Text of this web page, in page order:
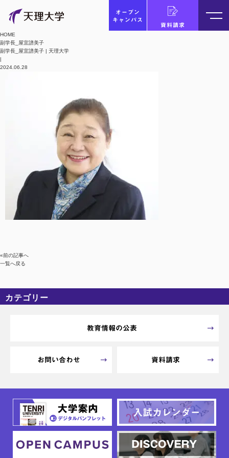
オープン
キャンパス
資料請求
HOME
副学長_屋宜譜美子
副学長_屋宜譜美子 | 天理大学
|
2024.06.28
«前の記事へ
一覧へ戻る
カテゴリー
教育情報の公表
お問い合わせ 資料請求